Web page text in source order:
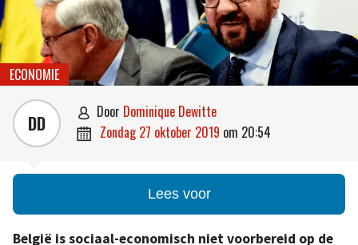
ECONOMIE
DD  door Dominique Dewitte
 zondag 27 oktober 2019 om 20:54
Lees voor
België is sociaal-economisch niet voorbereid op de